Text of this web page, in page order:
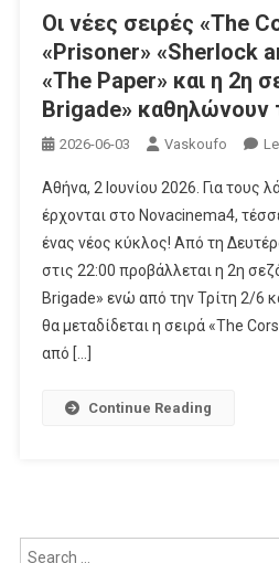
Οι νέες σειρές «The
«Prisoner» «Sherlock
«The Paper» και η 2η
Brigade» καθηλώνουν
2026-06-03 Vaskoufo
Αθήνα, 2 Ιουνίου 2026. Για τους
έρχονται στο Novacinema4,
ένας νέος κύκλος! Από τη
στις 22:00 προβάλλεται η 2η
Brigade» ενώ από την Τρίτη 2/6
θα μεταδίδεται η σειρά «The
από […]
Continue Reading